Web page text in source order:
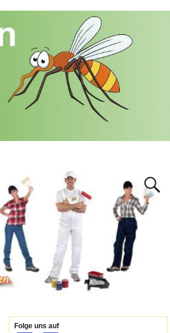
Folge uns auf